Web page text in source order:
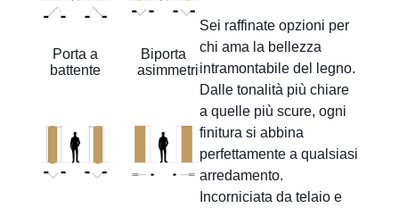
Porta a
battente
Biporta
asimmetrica
Sei raffinate opzioni per
chi ama la bellezza
intramontabile del legno.
Dalle tonalità più chiare
a quelle più scure, ogni
finitura si abbina
perfettamente a qualsiasi
arredamento.
Incorniciata da telaio e